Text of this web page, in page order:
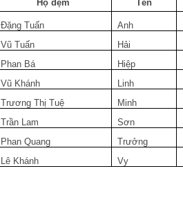
Họ đệm Tên
Đặng Tuấn
Anh
Vũ Tuấn
Hải
Phan Bá
Hiệp
Vũ Khánh
Linh
Trương Thị Tuệ
Minh
Trần Lam
Sơn
Phan Quang
Trưởng
Lê Khánh Vy